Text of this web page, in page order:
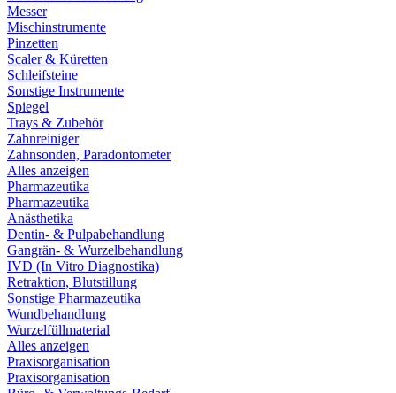
Messer
Mischinstrumente
Pinzetten
Scaler & Küretten
Schleifsteine
Sonstige Instrumente
Spiegel
Trays & Zubehör
Zahnreiniger
Zahnsonden, Paradontometer
Alles anzeigen
Pharmazeutika
Pharmazeutika
Anästhetika
Dentin- & Pulpabehandlung
Gangrän- & Wurzelbehandlung
IVD (In Vitro Diagnostika)
Retraktion, Blutstillung
Sonstige Pharmazeutika
Wundbehandlung
Wurzelfüllmaterial
Alles anzeigen
Praxisorganisation
Praxisorganisation